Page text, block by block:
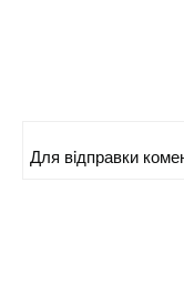
Для вiдправки